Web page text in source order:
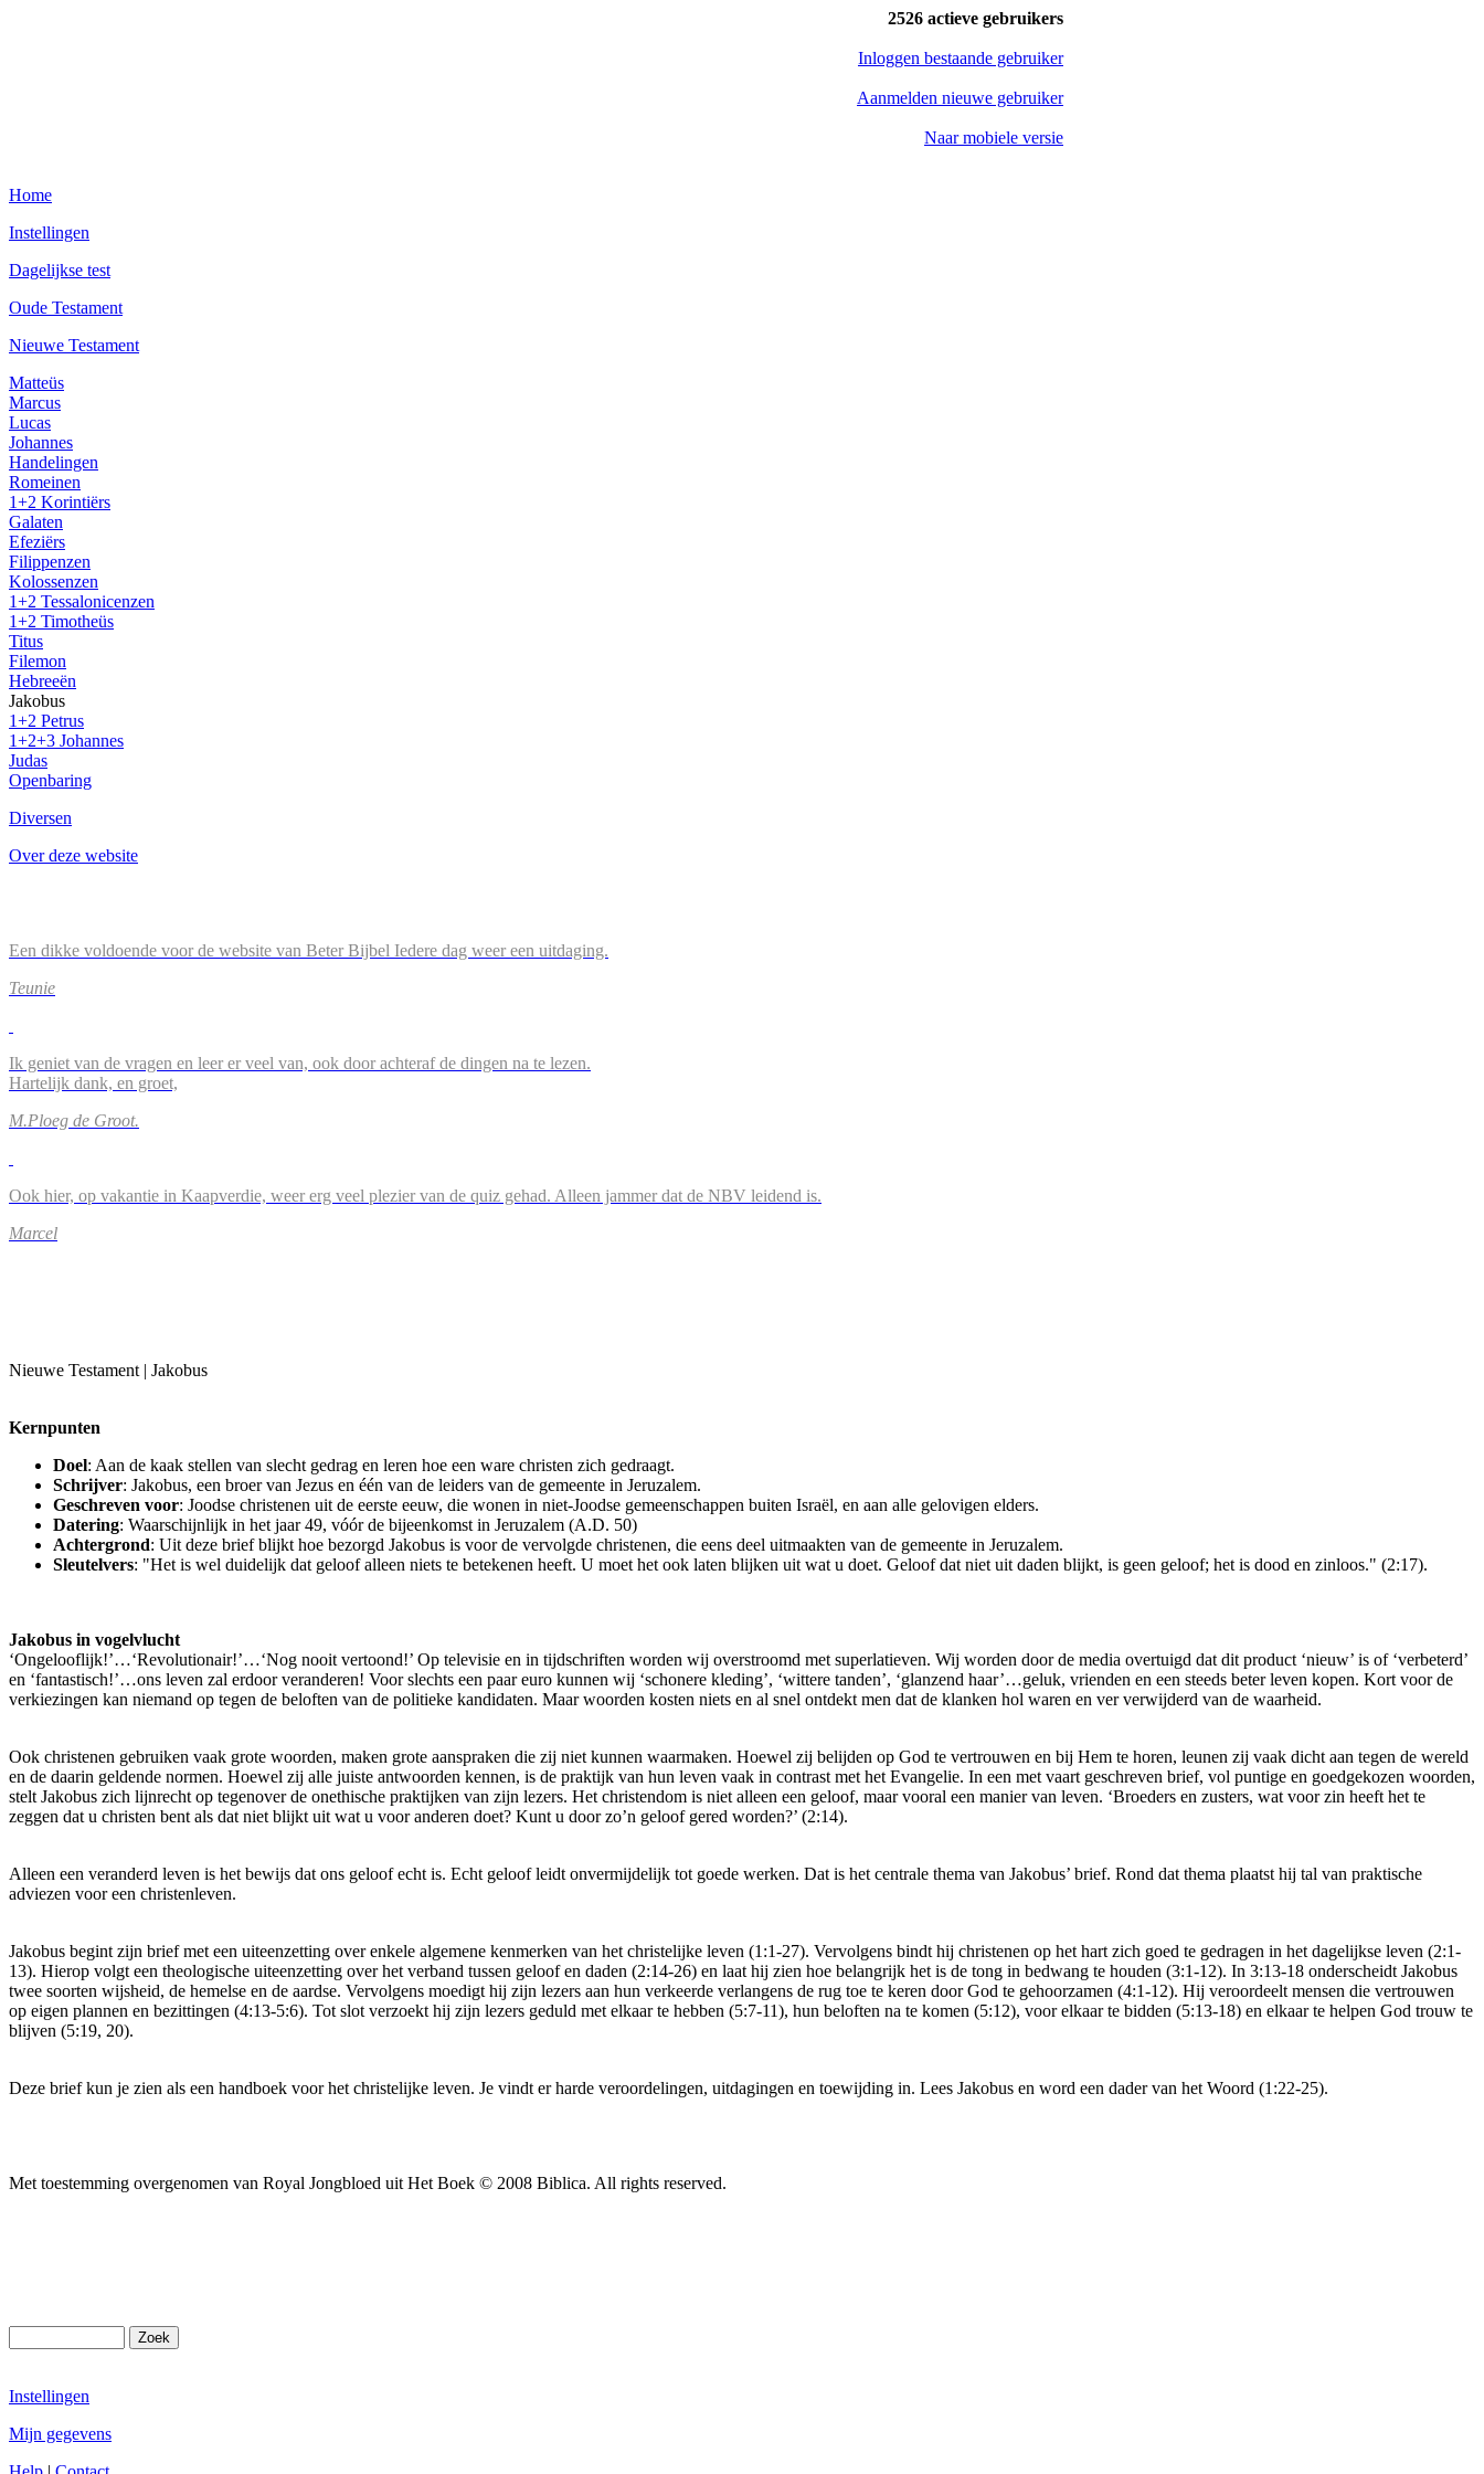
2526 actieve gebruikers
Inloggen bestaande gebruiker
Aanmelden nieuwe gebruiker
Naar mobiele versie
Home
Instellingen
Dagelijkse test
Oude Testament
Nieuwe Testament
Matteüs
Marcus
Lucas
Johannes
Handelingen
Romeinen
1+2 Korintiërs
Galaten
Efeziërs
Filippenzen
Kolossenzen
1+2 Tessalonicenzen
1+2 Timotheüs
Titus
Filemon
Hebreeën
Jakobus
1+2 Petrus
1+2+3 Johannes
Judas
Openbaring
Diversen
Over deze website
Een dikke voldoende voor de website van Beter Bijbel Iedere dag weer een uitdaging.
Teunie
Ik geniet van de vragen en leer er veel van, ook door achteraf de dingen na te lezen.
Hartelijk dank, en groet,
M.Ploeg de Groot.
Ook hier, op vakantie in Kaapverdie, weer erg veel plezier van de quiz gehad. Alleen jammer dat de NBV leidend is.
Marcel
Nieuwe Testament | Jakobus
Kernpunten
Doel: Aan de kaak stellen van slecht gedrag en leren hoe een ware christen zich gedraagt.
Schrijver: Jakobus, een broer van Jezus en één van de leiders van de gemeente in Jeruzalem.
Geschreven voor: Joodse christenen uit de eerste eeuw, die wonen in niet-Joodse gemeenschappen buiten Israël, en aan alle gelovigen elders.
Datering: Waarschijnlijk in het jaar 49, vóór de bijeenkomst in Jeruzalem (A.D. 50)
Achtergrond: Uit deze brief blijkt hoe bezorgd Jakobus is voor de vervolgde christenen, die eens deel uitmaakten van de gemeente in Jeruzalem.
Sleutelvers: "Het is wel duidelijk dat geloof alleen niets te betekenen heeft. U moet het ook laten blijken uit wat u doet. Geloof dat niet uit daden blijkt, is geen geloof; het is dood en zinloos." (2:17).
Jakobus in vogelvlucht
‘Ongelooflijk!’…‘Revolutionair!’…‘Nog nooit vertoond!’ Op televisie en in tijdschriften worden wij overstroomd met superlatieven. Wij worden door de media overtuigd dat dit product ‘nieuw’ is of ‘verbeterd’
en ‘fantastisch!’…ons leven zal erdoor veranderen! Voor slechts een paar euro kunnen wij ‘schonere kleding’, ‘wittere tanden’, ‘glanzend haar’…geluk, vrienden en een steeds beter leven kopen. Kort voor de
verkiezingen kan niemand op tegen de beloften van de politieke kandidaten. Maar woorden kosten niets en al snel ontdekt men dat de klanken hol waren en ver verwijderd van de waarheid.
Ook christenen gebruiken vaak grote woorden, maken grote aanspraken die zij niet kunnen waarmaken. Hoewel zij belijden op God te vertrouwen en bij Hem te horen, leunen zij vaak dicht aan tegen de wereld
en de daarin geldende normen. Hoewel zij alle juiste antwoorden kennen, is de praktijk van hun leven vaak in contrast met het Evangelie. In een met vaart geschreven brief, vol puntige en goedgekozen woorden,
stelt Jakobus zich lijnrecht op tegenover de onethische praktijken van zijn lezers. Het christendom is niet alleen een geloof, maar vooral een manier van leven. ‘Broeders en zusters, wat voor zin heeft het te
zeggen dat u christen bent als dat niet blijkt uit wat u voor anderen doet? Kunt u door zo’n geloof gered worden?’ (2:14).
Alleen een veranderd leven is het bewijs dat ons geloof echt is. Echt geloof leidt onvermijdelijk tot goede werken. Dat is het centrale thema van Jakobus’ brief. Rond dat thema plaatst hij tal van praktische
adviezen voor een christenleven.
Jakobus begint zijn brief met een uiteenzetting over enkele algemene kenmerken van het christelijke leven (1:1-27). Vervolgens bindt hij christenen op het hart zich goed te gedragen in het dagelijkse leven (2:1-
13). Hierop volgt een theologische uiteenzetting over het verband tussen geloof en daden (2:14-26) en laat hij zien hoe belangrijk het is de tong in bedwang te houden (3:1-12). In 3:13-18 onderscheidt Jakobus
twee soorten wijsheid, de hemelse en de aardse. Vervolgens moedigt hij zijn lezers aan hun verkeerde verlangens de rug toe te keren door God te gehoorzamen (4:1-12). Hij veroordeelt mensen die vertrouwen
op eigen plannen en bezittingen (4:13-5:6). Tot slot verzoekt hij zijn lezers geduld met elkaar te hebben (5:7-11), hun beloften na te komen (5:12), voor elkaar te bidden (5:13-18) en elkaar te helpen God trouw te
blijven (5:19, 20).
Deze brief kun je zien als een handboek voor het christelijke leven. Je vindt er harde veroordelingen, uitdagingen en toewijding in. Lees Jakobus en word een dader van het Woord (1:22-25).
Met toestemming overgenomen van Royal Jongbloed uit Het Boek © 2008 Biblica. All rights reserved.
Instellingen
Mijn gegevens